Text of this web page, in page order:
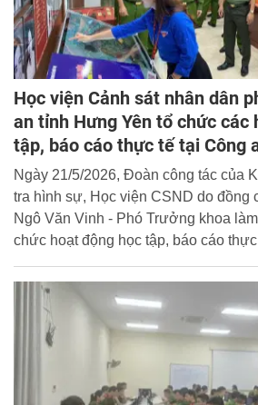
Học viện Cảnh sát nhân dân
an tỉnh Hưng Yên tổ chức các
tập, báo cáo thực tế tại Công
tỉnh Hưng Yên
Ngày 21/5/2026, Đoàn công tác của
tra hình sự, Học viện CSND do đồng
Ngô Văn Vinh - Phó Trưởng khoa
chức hoạt động học tập, báo cáo